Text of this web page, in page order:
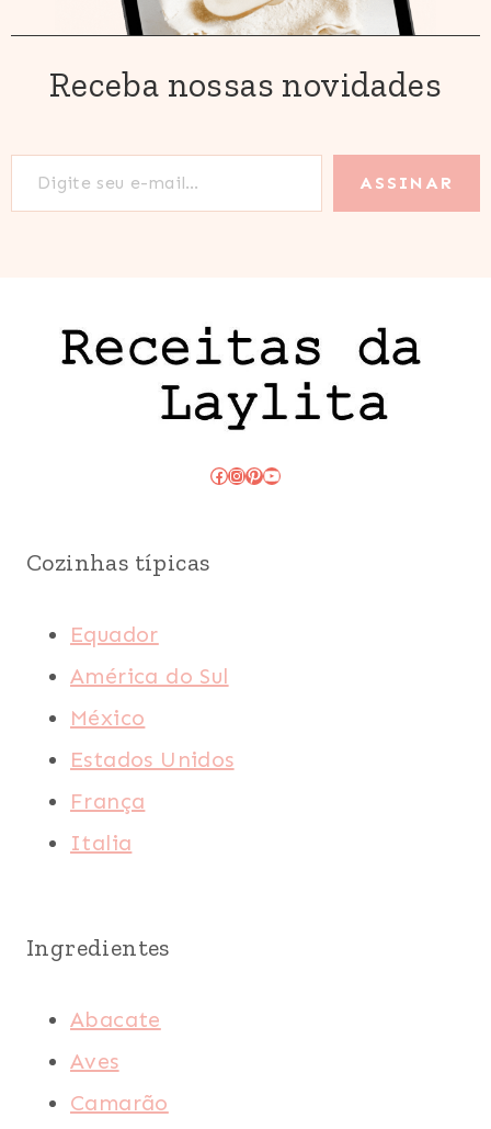
Receba nossas novidades
Digite seu e-mail…
ASSINAR
Facebook
Instagram
Pinterest
Youtube
Cozinhas típicas
Equador
América do Sul
México
Estados Unidos
França
Italia
Ingredientes
Abacate
Aves
Camarão